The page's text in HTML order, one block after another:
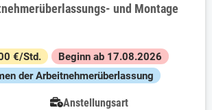
und Montage
€/Std.
Beginn ab 17.08.2026
der Arbeit­nehmer­über­lassung
Anstellungsart